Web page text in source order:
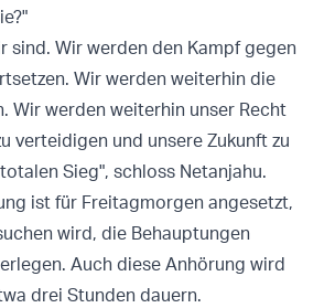
sind. Wir werden den Kampf gegen
Wir werden weiterhin die
Wir werden weiterhin unser Recht
verteidigen und unsere Zukunft zu
Sieg", schloss Netanjahu.
ist für Freitagmorgen angesetzt,
wird, die Behauptungen
Auch diese Anhörung wird
drei Stunden dauern.